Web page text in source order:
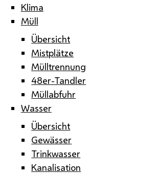
Klima
Müll
Übersicht
Mistplätze
Mülltrennung
48er-Tandler
Müllabfuhr
Wasser
Übersicht
Gewässer
Trinkwasser
Kanalisation